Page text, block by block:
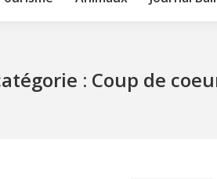
: Coup de